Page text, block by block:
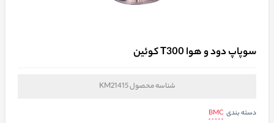
سوپاپ دود و هوا T300 کوئین
شناسه محصولKM21415
دسته بندی BMC